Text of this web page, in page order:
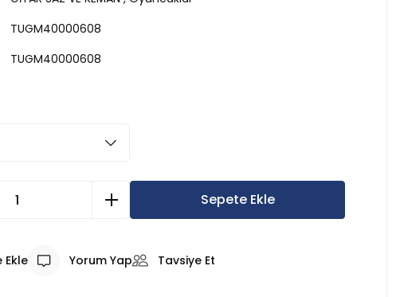
TUGM40000608
TUGM40000608
Sepete Ekle
Yorum Yap Tavsiye Et